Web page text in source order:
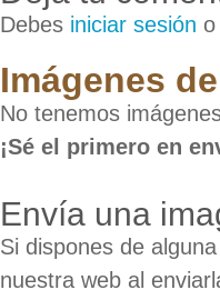
Debes iniciar sesión
Imágenes
No tenemos
¡Sé el primero en
Envía una
Si dispones de
nuestra web al